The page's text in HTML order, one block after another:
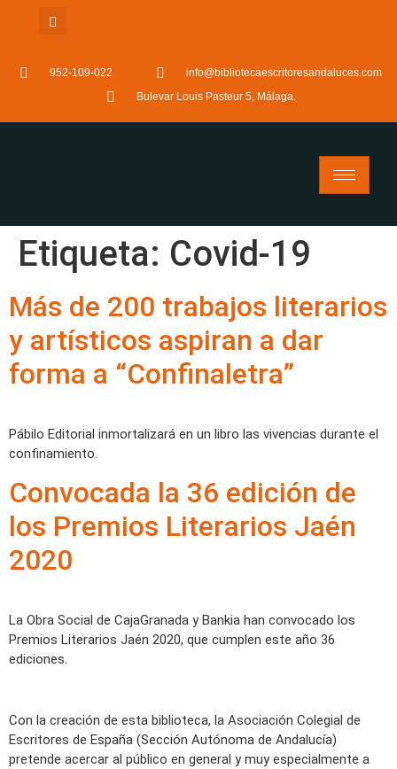
952-109-022
info@bibliotecaescritoresandaluces.com
Bulevar Louis Pasteur 5, Málaga.
Etiqueta: Covid-19
Más de 200 trabajos literarios
y artísticos aspiran a dar
forma a “Confinaletra”
Pábilo Editorial inmortalizará en un libro las vivencias durante el
confinamiento.
Convocada la 36 edición de
los Premios Literarios Jaén
2020
La Obra Social de CajaGranada y Bankia han convocado los
Premios Literarios Jaén 2020, que cumplen este año 36
ediciones.
Con la creación de esta biblioteca, la Asociación Colegial de
Escritores de España (Sección Autónoma de Andalucía)
pretende acercar al público en general y muy especialmente a